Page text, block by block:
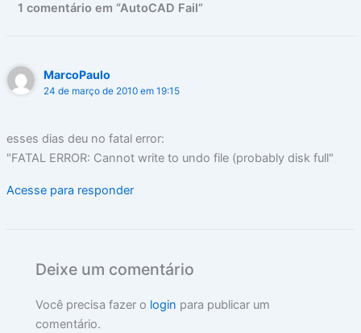
1 comentário em “AutoCAD Fail”
MarcoPaulo
24 de março de 2010 em 19:15
esses dias deu no fatal error:
"FATAL ERROR: Cannot write to undo file (probably disk full"
Acesse para responder
Deixe um comentário
Você precisa fazer o login para publicar um
comentário.